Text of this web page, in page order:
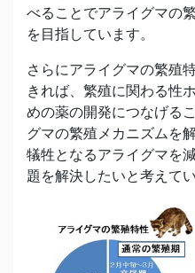
べることでアライグマの
を目指しています。
さらにアライグマの繁殖
きれば、繁殖に関わる性
めの薬の開発につなげる
グマの繁殖メカニズムを
犠牲となるアライグマを
題を解決したいと考えてい